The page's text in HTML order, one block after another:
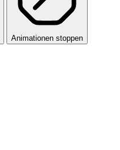
Animationen stoppen